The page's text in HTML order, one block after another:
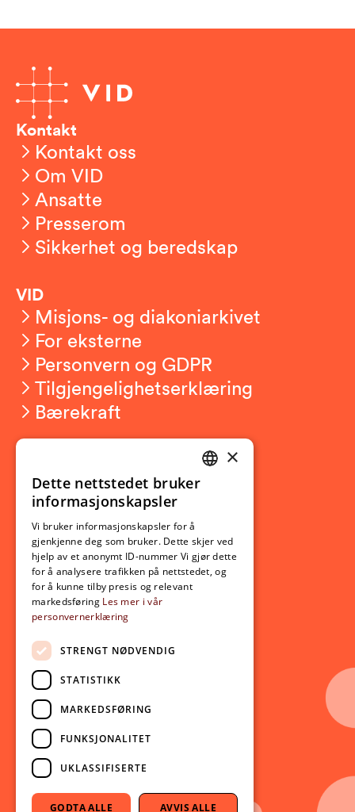
Kontakt
Kontakt oss
Om VID
Ansatte
Presserom
Sikkerhet og beredskap
VID
Misjons- og diakoniarkivet
For eksterne
Personvern og GDPR
Tilgjengelighetserklæring
Bærekraft
Ny student
Utveksling
Opptak
Lov- og regelverk
Aktuelt
Nyheter
Arrangementer
Nyhetsbrev
Ledige stillinger
Følg oss på sosiale medier:
Facebook
Instagram
Youtube
NORWEGIAN
×
Dette nettstedet bruker
informasjonskapsler
Vi bruker informasjonskapsler for å
gjenkjenne deg som bruker. Dette skjer ved
hjelp av et anonymt ID-nummer Vi gjør dette
for å analysere trafikken på nettstedet, og
for å kunne tilby presis og relevant
markedsføring Les mer i vår
personvernerklæring
STRENGT NØDVENDIG
STATISTIKK
MARKEDSFØRING
FUNKSJONALITET
UKLASSIFISERTE
GODTA ALLE AVVIS ALLE